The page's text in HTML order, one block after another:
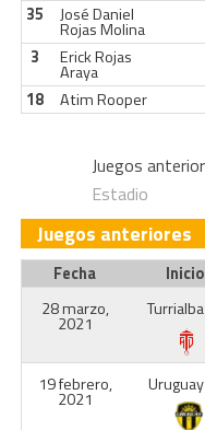
35
José Daniel
Rojas Molina
3
Erick Rojas
Araya
18
Atim Rooper
Juegos
Estadio
Juegos anteriores
Fecha Inicio
28 marzo,
2021
Turrialba
19 febrero,
2021
Uruguay